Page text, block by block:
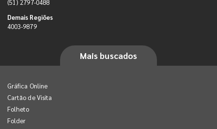
(51) 2797-0488
Demais Regiões
4003-9879
Mais buscados
Gráfica Online
Cartão de Visita
Folheto
Folder